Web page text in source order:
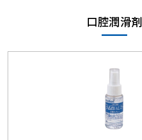
口腔潤滑剤